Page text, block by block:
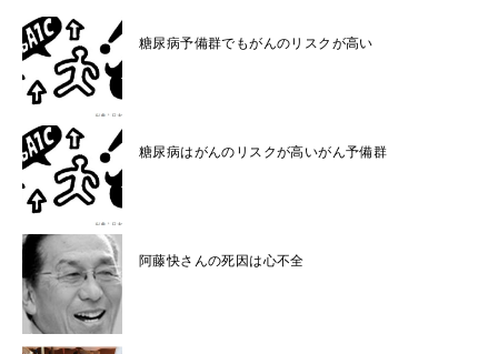
糖尿病予備群でもがんのリスクが高い
糖尿病はがんのリスクが高いがん予備群
阿藤快さんの死因は心不全